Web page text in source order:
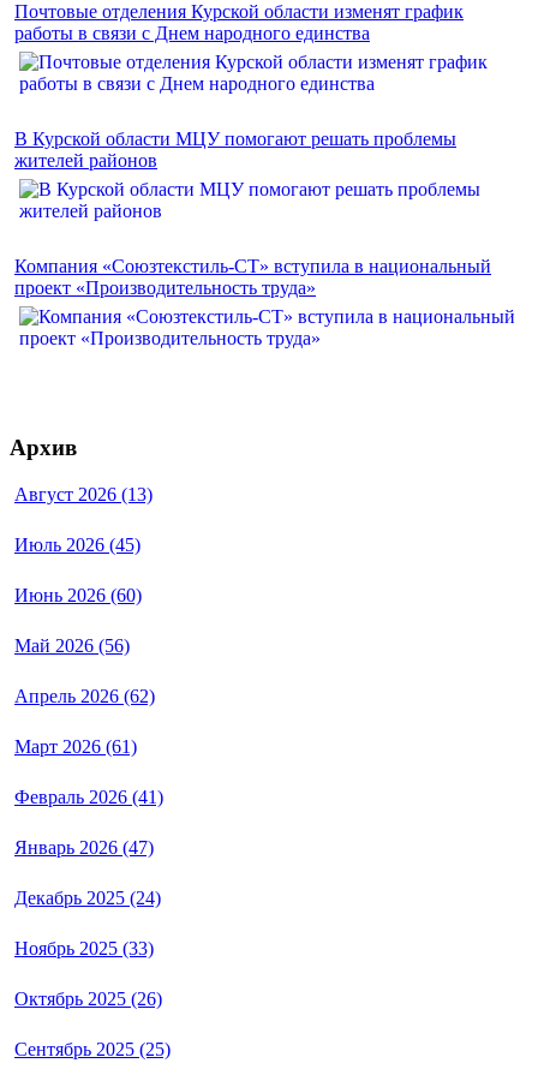
Почтовые отделения Курской области изменят график
работы в связи с Днем народного единства
В Курской области МЦУ помогают решать проблемы
жителей районов
Компания «Союзтекстиль-СТ» вступила в национальный
проект «Производительность труда»
Архив
Август 2026 (13)
Июль 2026 (45)
Июнь 2026 (60)
Май 2026 (56)
Апрель 2026 (62)
Март 2026 (61)
Февраль 2026 (41)
Январь 2026 (47)
Декабрь 2025 (24)
Ноябрь 2025 (33)
Октябрь 2025 (26)
Сентябрь 2025 (25)